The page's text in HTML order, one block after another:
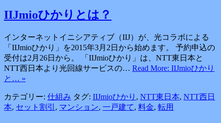
IIJmioひかりとは？
インターネットイニシアティブ（IIJ）が、光コラボによる
「IIJmioひかり」を2015年3月2日から始めます。 予約申込の
受付は2月26日から。 「IIJmioひかり」は、NTT東日本と
NTT西日本より光回線サービスの… Read More: IIJmioひかり
と… »
カテゴリー: 仕組み タグ: IIJmioひかり , NTT東日本, NTT西日
本, セット割引 , マンション, 一戸建て, 料金, 転用